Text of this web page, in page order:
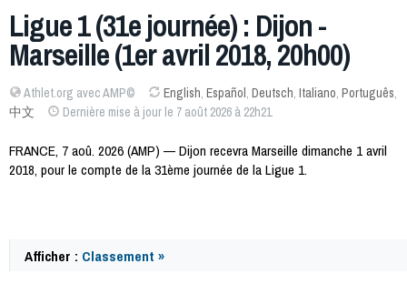
Ligue 1 (31e journée) : Dijon -
Marseille (1er avril 2018, 20h00)
Athlet.org avec AMP© English, Español, Deutsch, Italiano, Português,
中文
Dernière mise à jour le 7 août 2026 à 22h21
FRANCE, 7 aoû. 2026 (AMP) — Dijon recevra Marseille dimanche 1 avril
2018, pour le compte de la 31ème journée de la Ligue 1.
Afficher : Classement »